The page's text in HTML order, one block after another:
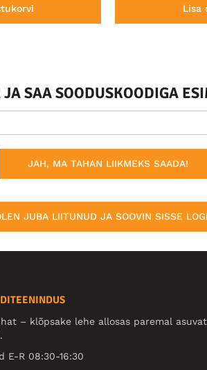
Lisa
SAA SOODUSKOODIGA
JAH, MA TAHAN LIIKMEKS SAADA!
JUBA LIITUNUD JA SOOVIN SISSE
– klõpsake lehe allosas paremal
E-R 08:30-16:30